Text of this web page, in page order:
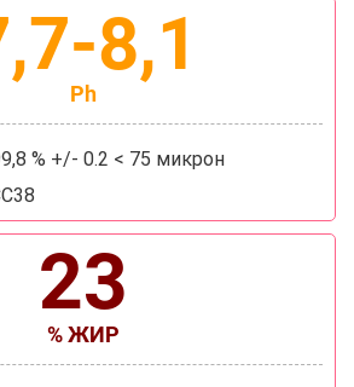
8,1
Ph
% +/- 0.2 < 75 микрон
23
% ЖИР